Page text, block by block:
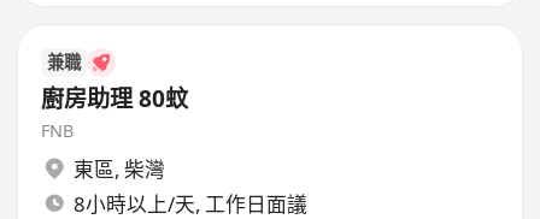
兼職
廚房助理 80蚊
FNB
東區, 柴灣
8小時以上/天, 工作日面議